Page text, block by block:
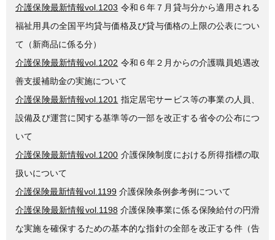
介護保険最新情報vol.1203 令和６年７月貸与分から適用される
福祉用具の全国平均貸与価格及び貸与価格の上限の公表につい
て（新商品に係る分）
介護保険最新情報vol.1202 令和６年２月からの介護職員処遇改
善支援補助金の実施について
介護保険最新情報vol.1201 指定居宅サービス等の事業の人員、
設備及び運営に関する基準等の一部を改正する省令の公布につ
いて
介護保険最新情報vol.1200 介護保険制度における所得指標の取
扱いについて
介護保険最新情報vol.1199 介護保険条例参考例について
介護保険最新情報vol.1198 介護保険事業に係る保険給付の円滑
な実施を確保するための基本的な指針の全部を改正する件（告